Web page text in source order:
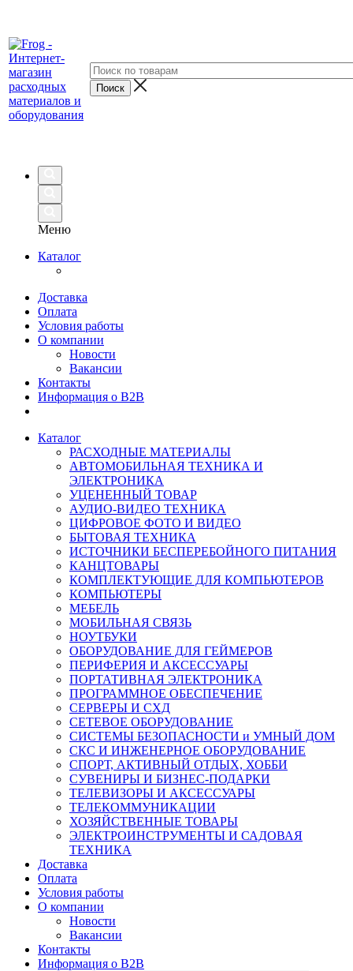
Меню
Каталог
Доставка
Оплата
Условия работы
О компании
Новости
Вакансии
Контакты
Информация о B2B
Каталог
РАСХОДНЫЕ МАТЕРИАЛЫ
АВТОМОБИЛЬНАЯ ТЕХНИКА И
ЭЛЕКТРОНИКА
УЦЕНЕННЫЙ ТОВАР
АУДИО-ВИДЕО ТЕХНИКА
ЦИФРОВОЕ ФОТО И ВИДЕО
БЫТОВАЯ ТЕХНИКА
ИСТОЧНИКИ БЕСПЕРЕБОЙНОГО ПИТАНИЯ
КАНЦТОВАРЫ
КОМПЛЕКТУЮЩИЕ ДЛЯ КОМПЬЮТЕРОВ
КОМПЬЮТЕРЫ
МЕБЕЛЬ
МОБИЛЬНАЯ СВЯЗЬ
НОУТБУКИ
ОБОРУДОВАНИЕ ДЛЯ ГЕЙМЕРОВ
ПЕРИФЕРИЯ И АКСЕССУАРЫ
ПОРТАТИВНАЯ ЭЛЕКТРОНИКА
ПРОГРАММНОЕ ОБЕСПЕЧЕНИЕ
СЕРВЕРЫ И СХД
СЕТЕВОЕ ОБОРУДОВАНИЕ
СИСТЕМЫ БЕЗОПАСНОСТИ и УМНЫЙ ДОМ
СКС И ИНЖЕНЕРНОЕ ОБОРУДОВАНИЕ
СПОРТ, АКТИВНЫЙ ОТДЫХ, ХОББИ
СУВЕНИРЫ И БИЗНЕС-ПОДАРКИ
ТЕЛЕВИЗОРЫ И АКСЕССУАРЫ
ТЕЛЕКОММУНИКАЦИИ
ХОЗЯЙСТВЕННЫЕ ТОВАРЫ
ЭЛЕКТРОИНСТРУМЕНТЫ И САДОВАЯ
ТЕХНИКА
Доставка
Оплата
Условия работы
О компании
Новости
Вакансии
Контакты
Информация о B2B